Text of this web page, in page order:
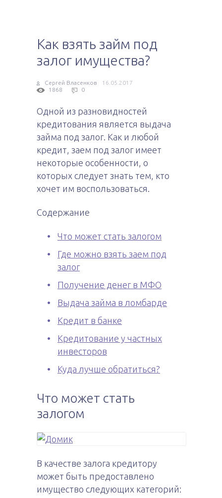
Как взять займ под
залог имущества?
Сергей Власенков
16.05.2017
1868
0
Одной из разновидностей
кредитования является выдача
займа под залог. Как и любой
кредит, заем под залог имеет
некоторые особенности, о
которых следует знать тем, кто
хочет им воспользоваться.
Содержание
Что может стать залогом
Где можно взять заем под
залог
Получение денег в МФО
Выдача займа в ломбарде
Кредит в банке
Кредитование у частных
инвесторов
Куда лучше обратиться?
Что может стать
залогом
В качестве залога кредитору
может быть предоставлено
имущество следующих категорий: